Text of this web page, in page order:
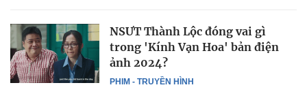
PHIM - TRUYỀN HÌNH
NSƯT Thành Lộc đóng vai gì
trong 'Kính Vạn Hoa' bản điện
ảnh 2024?